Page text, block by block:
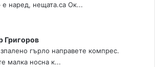
е наред, нещата.са Ок...
Григоров
гърло направете компрес.
малка носна к...